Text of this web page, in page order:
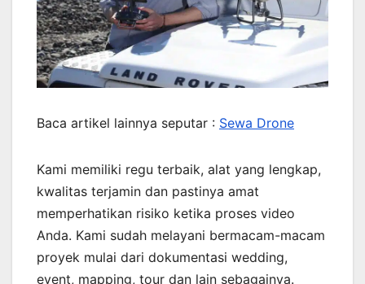
Baca artikel lainnya seputar : Sewa Drone
Kami memiliki regu terbaik, alat yang lengkap,
kwalitas terjamin dan pastinya amat
memperhatikan risiko ketika proses video
Anda. Kami sudah melayani bermacam-macam
proyek mulai dari dokumentasi wedding,
event, mapping, tour dan lain sebagainya.